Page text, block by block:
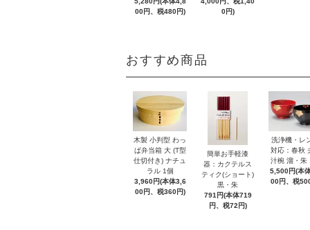
00円、税480円)
0円)
おすすめ商品
木製 小判型 わっ
ぱ弁当箱 大 (T型
仕切付き) ナチュ
ラル 1個
3,960円(本体3,6
00円、税360円)
簡単お手軽漆
器：カクテルス
ティク(ショート)
黒・朱
791円(本体719
円、税72円)
洗浄機・レ
対応：春秋
汁椀 溜・朱
5,500円(本
00円、税